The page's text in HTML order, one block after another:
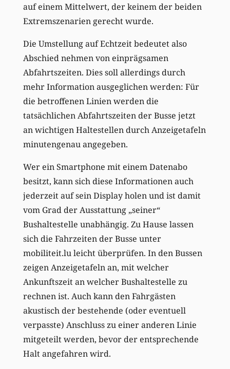
auf einem Mittelwert, der keinem der beiden
Extremszenarien gerecht wurde.
Die Umstellung auf Echtzeit bedeutet also
Abschied nehmen von einprägsamen
Abfahrtszeiten. Dies soll allerdings durch
mehr Information ausgeglichen werden: Für
die betroffenen Linien werden die
tatsächlichen Abfahrtszeiten der Busse jetzt
an wichtigen Haltestellen durch Anzeigetafeln
minutengenau angegeben.
Wer ein Smartphone mit einem Datenabo
besitzt, kann sich diese Informationen auch
jederzeit auf sein Display holen und ist damit
vom Grad der Ausstattung „seiner“
Bushaltestelle unabhängig. Zu Hause lassen
sich die Fahrzeiten der Busse unter
mobiliteit.lu leicht überprüfen. In den Bussen
zeigen Anzeigetafeln an, mit welcher
Ankunftszeit an welcher Bushaltestelle zu
rechnen ist. Auch kann den Fahrgästen
akustisch der bestehende (oder eventuell
verpasste) Anschluss zu einer anderen Linie
mitgeteilt werden, bevor der entsprechende
Halt angefahren wird.